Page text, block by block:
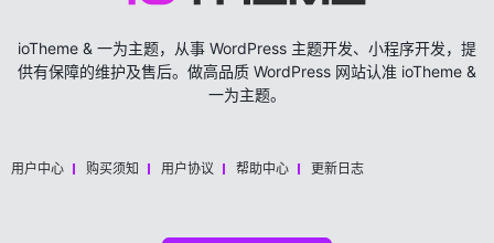
ioTheme & 一为主题，从事 WordPress 主题开发、小程序开发，提
供有保障的维护及售后。做高品质 WordPress 网站认准 ioTheme &
一为主题。
用户中心 购买须知 用户协议 帮助中心 更新日志